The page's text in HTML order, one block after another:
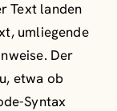
Text landen
umliegende
Der
etwa ob
Syntax